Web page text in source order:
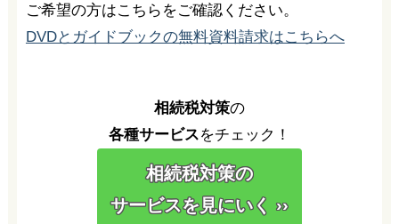
ご希望の方はこちらをご確認ください。
DVDとガイドブックの無料資料請求はこちらへ
相続税対策の
各種サービスをチェック！
相続税対策の
サービスを見にいく ››